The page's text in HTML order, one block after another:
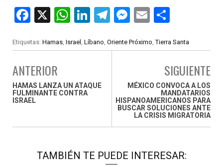
F
ce
b
o
o
X
W
at
A
p
Li
ke
n
T
e
m
M
se
g
er
E
ail m
p
ar
tir
Etiquetas: Hamas, Israel , Líbano, Oriente Próximo,Tierra Santa
ANTERIOR
HAMAS LANZA UN ATAQUE
FULMINANTE CONTRA
ISRAEL
SIGUIENTE
MÉXICO CONVOCA A LOS
MANDATARIOS
HISPANOAMERICANOS PARA
BUSCAR SOLUCIONES ANTE
LA CRISIS MIGRATORIA
TAMBIÉN TE PUEDE INTERESAR: